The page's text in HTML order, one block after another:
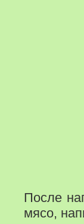
После
мясо,